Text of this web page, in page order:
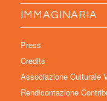
IMMAGINARIA
Press
Credits
Associazione Culturale
Rendicontazione